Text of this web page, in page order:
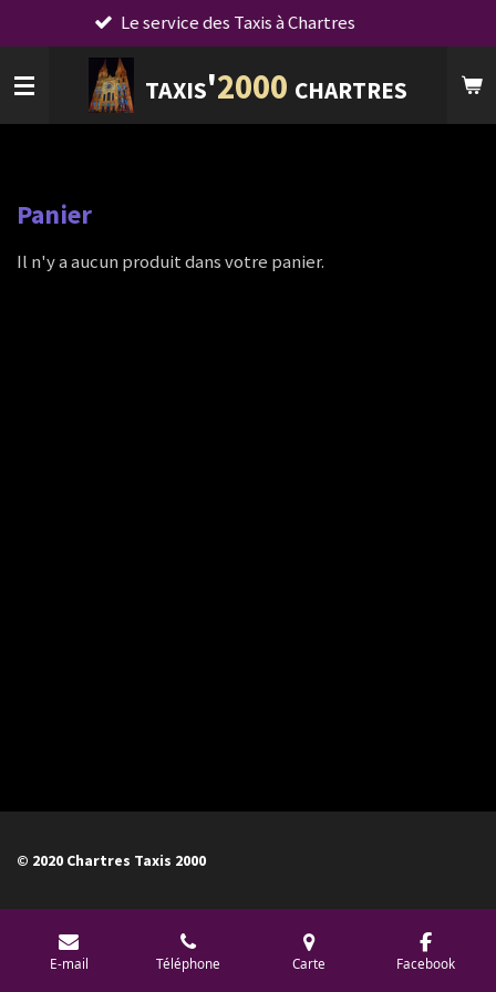
au
contenu
TAXIS'2000 CHARTRES
Le service des Taxis à Chartres
Panier
Il n'y a aucun produit dans votre panier.
© 2020 Chartres Taxis 2000
E-mail Téléphone Carte Facebook